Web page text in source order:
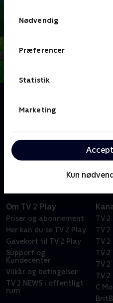
Nødvendig
Præferencer
Statistik
Marketing
Kun
En række små tegnefilm
nyt lille dyrebarn og følger
hverdagens udfordringer.
Om TV 2 Play
Priser og abonnement
Her kan du se TV 2 Play
Gavekort til TV 2 Play
Support og
Kundecenter
Vilkår og betingelser
TV 2 NEWS i offentligt
rum
TV 2
TV
TV 2
TV 2
TV 2
TV
C